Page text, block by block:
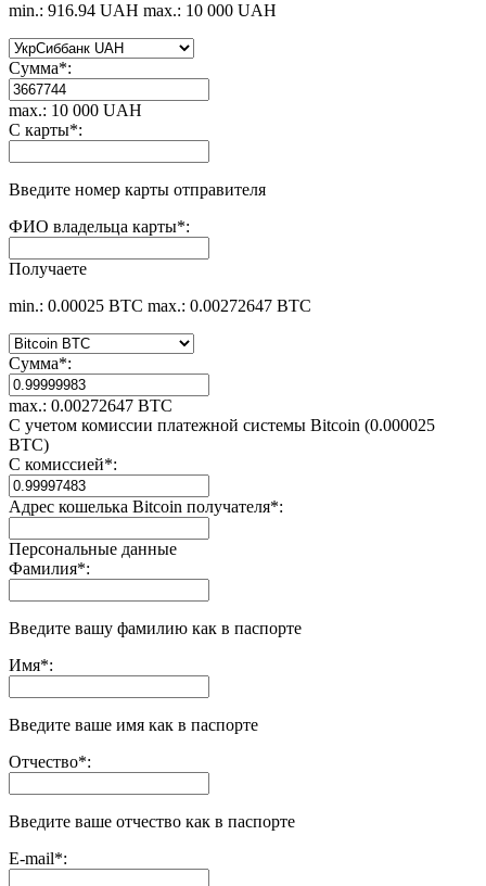
min.: 916.94 UAH max.: 10 000 UAH
Сумма*:
max.: 10 000 UAH
C карты*:
Введите номер карты отправителя
ФИО владельца карты*:
Получаете
min.: 0.00025 BTC max.: 0.00272647 BTC
Сумма*:
max.: 0.00272647 BTC
С учетом комиссии платежной системы Bitcoin (0.000025
BTC)
С комиссией*:
Адрес кошелька Bitcoin получателя*:
Персональные данные
Фамилия*:
Введите вашу фамилию как в паспорте
Имя*:
Введите ваше имя как в паспорте
Отчество*:
Введите ваше отчество как в паспорте
E-mail*: